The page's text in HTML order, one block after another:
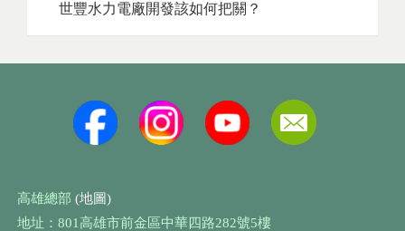
世豐水力電廠開發該如何把關？
高雄總部 (地圖)
地址：801高雄市前金區中華四路282號5樓